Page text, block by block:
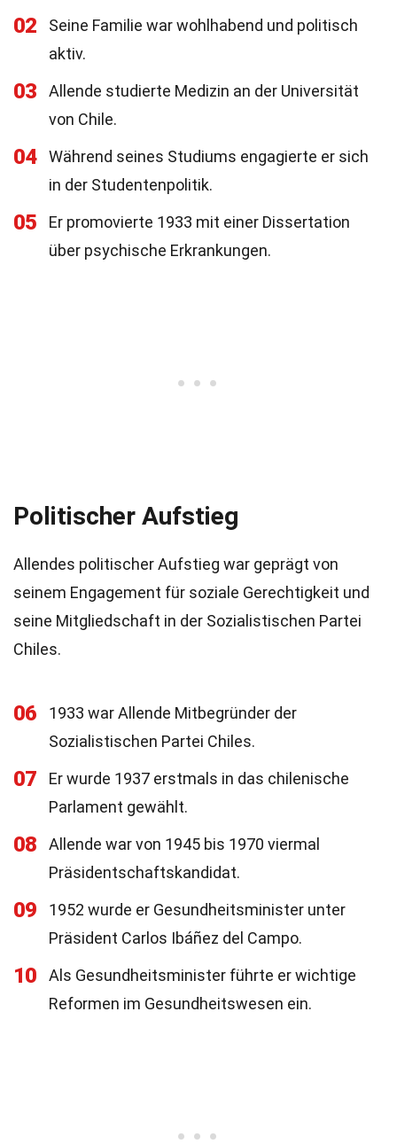
02
Seine Familie war wohlhabend und politisch
aktiv.
03
Allende studierte Medizin an der Universität
von Chile.
04
Während seines Studiums engagierte er sich
in der Studentenpolitik.
05
Er promovierte 1933 mit einer Dissertation
über psychische Erkrankungen.
Politischer Aufstieg
Allendes politischer Aufstieg war geprägt von
seinem Engagement für soziale Gerechtigkeit und
seine Mitgliedschaft in der Sozialistischen Partei
Chiles.
06
1933 war Allende Mitbegründer der
Sozialistischen Partei Chiles.
07
Er wurde 1937 erstmals in das chilenische
Parlament gewählt.
08
Allende war von 1945 bis 1970 viermal
Präsidentschaftskandidat.
09
1952 wurde er Gesundheitsminister unter
Präsident Carlos Ibáñez del Campo.
10
Als Gesundheitsminister führte er wichtige
Reformen im Gesundheitswesen ein.